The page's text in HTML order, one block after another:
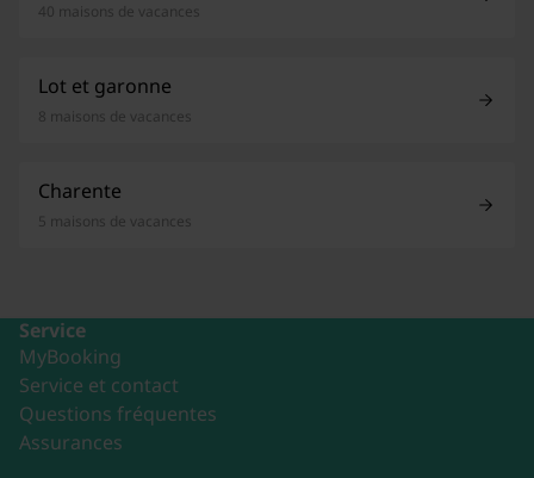
40 maisons de vacances
Lot et garonne
8 maisons de vacances
Charente
5 maisons de vacances
Service
MyBooking
Service et contact
Questions fréquentes
Assurances